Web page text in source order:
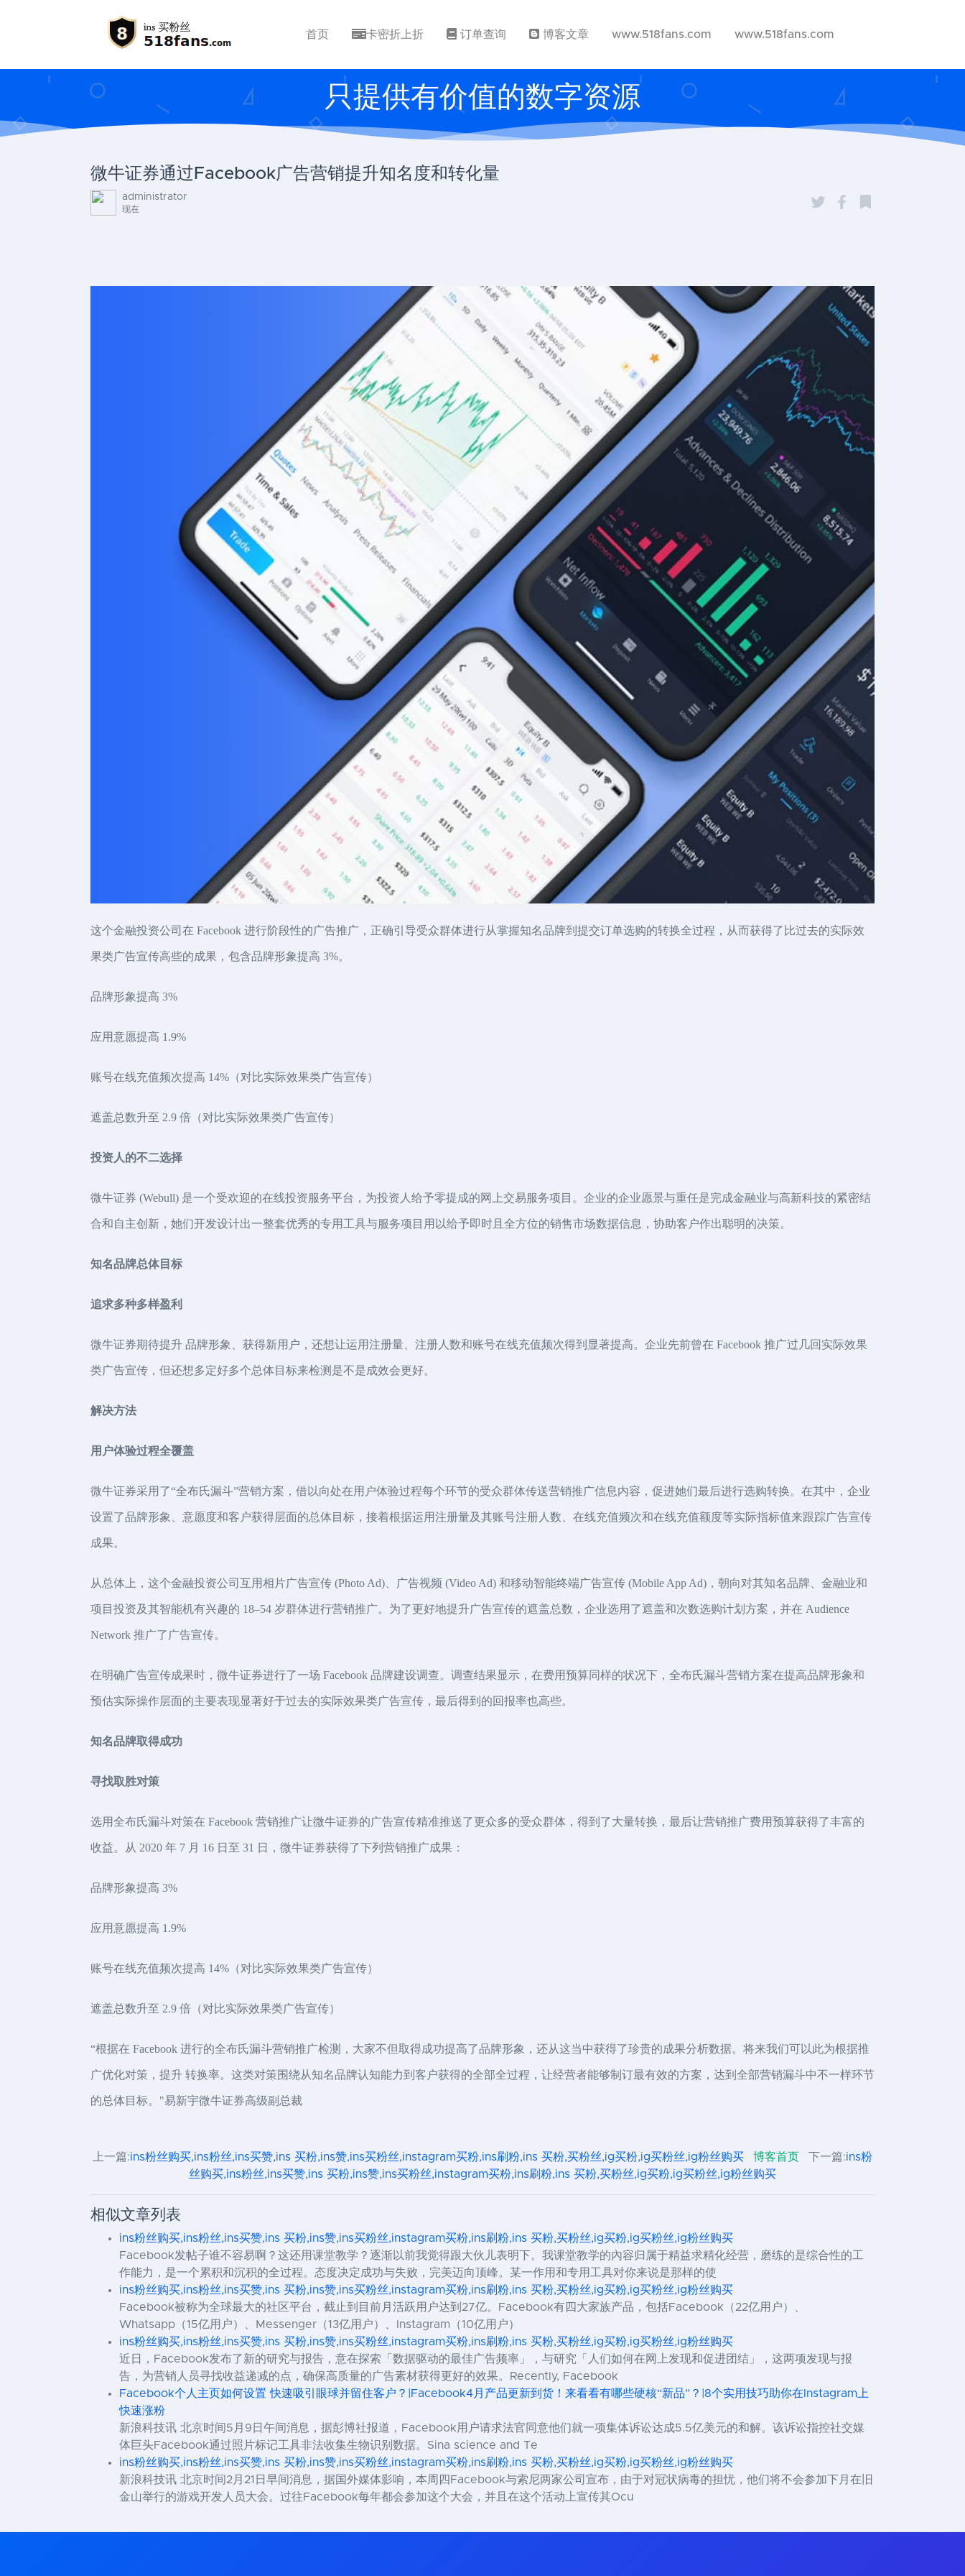
首页 卡密折上折 订单查询 博客文章 www.518fans.com www.518fans.com
只提供有价值的数字资源
微牛证券通过Facebook广告营销提升知名度和转化量
administrator
现在
这个金融投资公司在 Facebook 进行阶段性的广告推广，正确引导受众群体进行从掌握知名品牌到提交订单选购的转换全过程，从而获得了比过去的实际效
果类广告宣传高些的成果，包含品牌形象提高 3%。
品牌形象提高 3%
应用意愿提高 1.9%
账号在线充值频次提高 14%（对比实际效果类广告宣传）
遮盖总数升至 2.9 倍（对比实际效果类广告宣传）
投资人的不二选择
微牛证券 (Webull) 是一个受欢迎的在线投资服务平台，为投资人给予零提成的网上交易服务项目。企业的企业愿景与重任是完成金融业与高新科技的紧密结
合和自主创新，她们开发设计出一整套优秀的专用工具与服务项目用以给予即时且全方位的销售市场数据信息，协助客户作出聪明的决策。
知名品牌总体目标
追求多种多样盈利
微牛证券期待提升 品牌形象、获得新用户，还想让运用注册量、注册人数和账号在线充值频次得到显著提高。企业先前曾在 Facebook 推广过几回实际效果
类广告宣传，但还想多定好多个总体目标来检测是不是成效会更好。
解决方法
用户体验过程全覆盖
微牛证券采用了“全布氏漏斗”营销方案，借以向处在用户体验过程每个环节的受众群体传送营销推广信息内容，促进她们最后进行选购转换。在其中，企业
设置了品牌形象、意愿度和客户获得层面的总体目标，接着根据运用注册量及其账号注册人数、在线充值频次和在线充值额度等实际指标值来跟踪广告宣传
成果。
从总体上，这个金融投资公司互用相片广告宣传 (Photo Ad)、广告视频 (Video Ad) 和移动智能终端广告宣传 (Mobile App Ad)，朝向对其知名品牌、金融业和
项目投资及其智能机有兴趣的 18–54 岁群体进行营销推广。为了更好地提升广告宣传的遮盖总数，企业选用了遮盖和次数选购计划方案，并在 Audience
Network 推广了广告宣传。
在明确广告宣传成果时，微牛证券进行了一场 Facebook 品牌建设调查。调查结果显示，在费用预算同样的状况下，全布氏漏斗营销方案在提高品牌形象和
预估实际操作层面的主要表现显著好于过去的实际效果类广告宣传，最后得到的回报率也高些。
知名品牌取得成功
寻找取胜对策
选用全布氏漏斗对策在 Facebook 营销推广让微牛证券的广告宣传精准推送了更众多的受众群体，得到了大量转换，最后让营销推广费用预算获得了丰富的
收益。从 2020 年 7 月 16 日至 31 日，微牛证券获得了下列营销推广成果：
品牌形象提高 3%
应用意愿提高 1.9%
账号在线充值频次提高 14%（对比实际效果类广告宣传）
遮盖总数升至 2.9 倍（对比实际效果类广告宣传）
“根据在 Facebook 进行的全布氏漏斗营销推广检测，大家不但取得成功提高了品牌形象，还从这当中获得了珍贵的成果分析数据。将来我们可以此为根据推
广优化对策，提升 转换率。这类对策围绕从知名品牌认知能力到客户获得的全部全过程，让经营者能够制订最有效的方案，达到全部营销漏斗中不一样环节
的总体目标。"易新宇微牛证券高级副总裁
上一篇:ins粉丝购买,ins粉丝,ins买赞,ins 买粉,ins赞,ins买粉丝,instagram买粉,ins刷粉,ins 买粉,买粉丝,ig买粉,ig买粉丝,ig粉丝购买 博客首页 下一篇:ins粉
丝购买,ins粉丝,ins买赞,ins 买粉,ins赞,ins买粉丝,instagram买粉,ins刷粉,ins 买粉,买粉丝,ig买粉,ig买粉丝,ig粉丝购买
相似文章列表
ins粉丝购买,ins粉丝,ins买赞,ins 买粉,ins赞,ins买粉丝,instagram买粉,ins刷粉,ins 买粉,买粉丝,ig买粉,ig买粉丝,ig粉丝购买
Facebook发帖子谁不容易啊？这还用课堂教学？逐渐以前我觉得跟大伙儿表明下。我课堂教学的內容归属于精益求精化经营，磨练的是综合性的工
作能力，是一个累积和沉积的全过程。态度决定成功与失败，完美迈向顶峰。某一作用和专用工具对你来说是那样的使
ins粉丝购买,ins粉丝,ins买赞,ins 买粉,ins赞,ins买粉丝,instagram买粉,ins刷粉,ins 买粉,买粉丝,ig买粉,ig买粉丝,ig粉丝购买
Facebook被称为全球最大的社区平台，截止到目前月活跃用户达到27亿。Facebook有四大家族产品，包括Facebook（22亿用户）、
Whatsapp（15亿用户）、Messenger（13亿用户）、Instagram（10亿用户）
ins粉丝购买,ins粉丝,ins买赞,ins 买粉,ins赞,ins买粉丝,instagram买粉,ins刷粉,ins 买粉,买粉丝,ig买粉,ig买粉丝,ig粉丝购买
近日，Facebook发布了新的研究与报告，意在探索「数据驱动的最佳广告频率」，与研究「人们如何在网上发现和促进团结」，这两项发现与报
告，为营销人员寻找收益递减的点，确保高质量的广告素材获得更好的效果。Recently, Facebook
Facebook个人主页如何设置 快速吸引眼球并留住客户？|Facebook4月产品更新到货！来看看有哪些硬核“新品”？|8个实用技巧助你在Instagram上
快速涨粉
新浪科技讯 北京时间5月9日午间消息，据彭博社报道，Facebook用户请求法官同意他们就一项集体诉讼达成5.5亿美元的和解。该诉讼指控社交媒
体巨头Facebook通过照片标记工具非法收集生物识别数据。Sina science and Te
ins粉丝购买,ins粉丝,ins买赞,ins 买粉,ins赞,ins买粉丝,instagram买粉,ins刷粉,ins 买粉,买粉丝,ig买粉,ig买粉丝,ig粉丝购买
新浪科技讯 北京时间2月21日早间消息，据国外媒体影响，本周四Facebook与索尼两家公司宣布，由于对冠状病毒的担忧，他们将不会参加下月在旧
金山举行的游戏开发人员大会。过往Facebook每年都会参加这个大会，并且在这个活动上宣传其Ocu